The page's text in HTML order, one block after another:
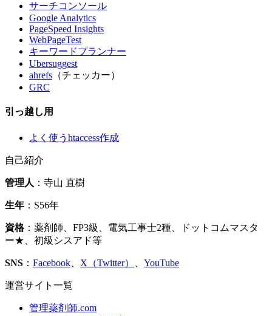
サーチコンソール
Google Analytics
PageSpeed Insights
WebPageTest
キーワードプランナー
Ubersuggest
ahrefs （チェッカー）
GRC
引っ越し用
よく使うhtaccess作成
自己紹介
管理人 ：寺山 直樹
生年 ：S56年
資格：薬剤師、FP3級、電気工事士2種、ドットコムマスタ
ー★、初級シスアド等
SNS ： Facebook X（Twitter） YouTube
運営サイト一覧
管理薬剤師.com